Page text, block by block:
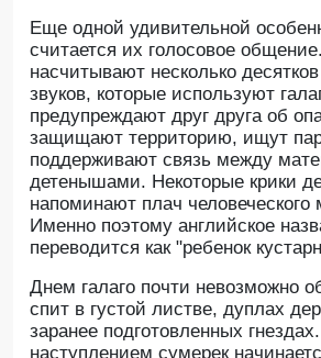
Еще одной удивительной
считается их голосовое
насчитывают несколько
звуков, которые используют
предупреждают друг друга об
защищают территорию, ищут
поддерживают связь между
детенышами. Некоторые крики
напоминают плач человеческого
Именно поэтому английское
переводится как "ребенок
Днем галаго почти невозможно
спит в густой листве, дуплах
заранее подготовленных
наступлением сумерек